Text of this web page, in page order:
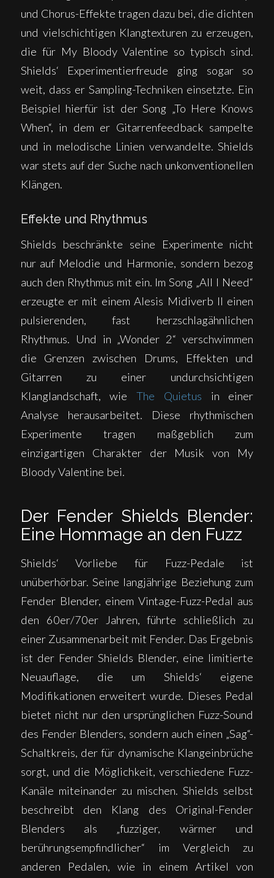
und Chorus-Effekte tragen dazu bei, die dichten
und vielschichtigen Klangtexturen zu erzeugen,
die für My Bloody Valentine so typisch sind.
Shields‘ Experimentierfreude ging sogar so
weit, dass er Sampling-Techniken einsetzte. Ein
Beispiel hierfür ist der Song „To Here Knows
When“, in dem er Gitarrenfeedback sampelte
und in melodische Linien verwandelte. Shields
war stets auf der Suche nach unkonventionellen
Klängen.
Effekte und Rhythmus
Shields beschränkte seine Experimente nicht
nur auf Melodie und Harmonie, sondern bezog
auch den Rhythmus mit ein. Im Song „All I Need“
erzeugte er mit einem Alesis Midiverb II einen
pulsierenden, fast herzschlagähnlichen
Rhythmus. Und in „Wonder 2“ verschwimmen
die Grenzen zwischen Drums, Effekten und
Gitarren zu einer undurchsichtigen
Klanglandschaft, wieThe Quietus in einer
Analyse herausarbeitet. Diese rhythmischen
Experimente tragen maßgeblich zum
einzigartigen Charakter der Musik von My
Bloody Valentine bei.
Der Fender Shields Blender:
Eine Hommage an den Fuzz
Shields‘ Vorliebe für Fuzz-Pedale ist
unüberhörbar. Seine langjährige Beziehung zum
Fender Blender, einem Vintage-Fuzz-Pedal aus
den 60er/70er Jahren, führte schließlich zu
einer Zusammenarbeit mit Fender. Das Ergebnis
ist der Fender Shields Blender, eine limitierte
Neuauflage, die um Shields‘ eigene
Modifikationen erweitert wurde. Dieses Pedal
bietet nicht nur den ursprünglichen Fuzz-Sound
des Fender Blenders, sondern auch einen „Sag“-
Schaltkreis, der für dynamische Klangeinbrüche
sorgt, und die Möglichkeit, verschiedene Fuzz-
Kanäle miteinander zu mischen. Shields selbst
beschreibt den Klang des Original-Fender
Blenders als „fuzziger, wärmer und
berührungsempfindlicher“ im Vergleich zu
anderen Pedalen, wie in einem Artikel von